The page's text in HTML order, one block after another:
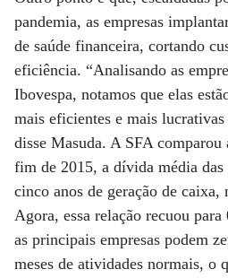
pandemia, as empresas
de saúde financeira, cortando
eficiência. “Analisando as
Ibovespa, notamos que elas
mais eficientes e mais lucrativas
disse Masuda. A SFA
fim de 2015, a dívida média das
cinco anos de geração de
Agora, essa relação recuou
as principais empresas podem
meses de atividades normais, o